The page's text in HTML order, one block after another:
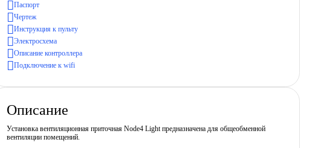
Паспорт
Чертеж
Инструкция к пульту
Электросхема
Описание контроллера
Подключение к wifi
Описание
Установка вентиляционная приточная Node4 Light предназначена для общеобменной
вентиляции помещений.